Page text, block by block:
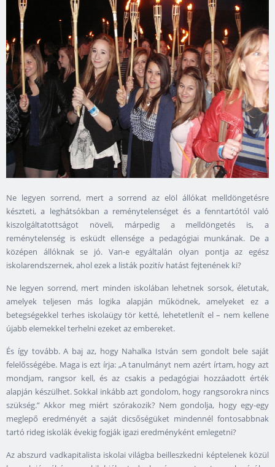
Ne legyen sorrend, mert a sorrend az elöl állókat melldöngetésre
készteti, a leghátsókban a reménytelenséget és a fenntartótól való
kiszolgáltatottságot növeli, márpedig a melldöngetés is, a
reménytelenség is esküdt ellensége a pedagógiai munkának. De a
középen állóknak se jó. Van-e egyáltalán olyan pontja az egész
iskolarendszernek, ahol ezek a listák pozitív hatást fejtenének ki?
Ne legyen sorrend, mert minden iskolában lehetnek sorsok, életutak,
amelyek teljesen más logika alapján működnek, amelyeket ez a
betegségekkel terhes iskolaügy tör ketté, lehetetlenít el – nem kellene
újabb elemekkel terhelni ezeket az embereket.
És így tovább. A baj az, hogy Nahalka István sem gondolt bele saját
felelősségébe. Maga is ezt írja: „A tanulmányt nem azért írtam, hogy azt
mondjam, rangsor kell, és az csakis a pedagógiai hozzáadott érték
alapján készülhet. Sokkal inkább azt gondolom, hogy rangsorokra nincs
szükség.” Akkor meg miért szórakozik? Nem gondolja, hogy egy-egy
meglepő eredményét a saját dicsőségüket mindennél fontosabbnak
tartó rideg iskolák évekig fogják igazi eredményként emlegetni?
Az abszurd vadkapitalista iskolai világba beilleszkedni képtelenek közül